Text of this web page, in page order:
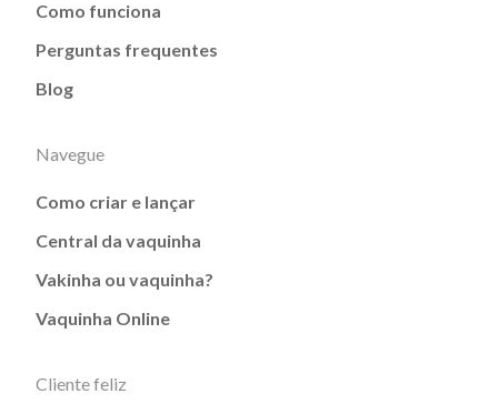
Como funciona
Perguntas frequentes
Blog
Navegue
Como criar e lançar
Central da vaquinha
Vakinha ou vaquinha?
Vaquinha Online
Cliente feliz